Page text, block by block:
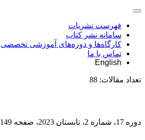
فهرست نشریات
سامانه نشر کتاب
کارگاه‌ها و دوره‌های آموزشی تخصصی
تماس با ما
English
تعداد مقالات: 88
دوره 17، شماره 2، تابستان 2023، صفحه 149-154